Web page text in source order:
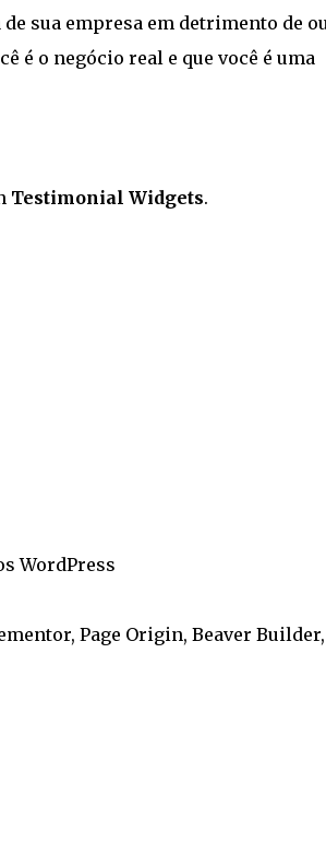
sua empresa em detrimento de
é o negócio real e que você é uma
Testimonial Widgets.
WordPress
Page Origin, Beaver Builder,